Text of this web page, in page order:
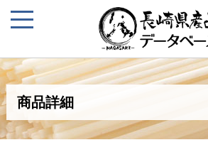
商品詳細